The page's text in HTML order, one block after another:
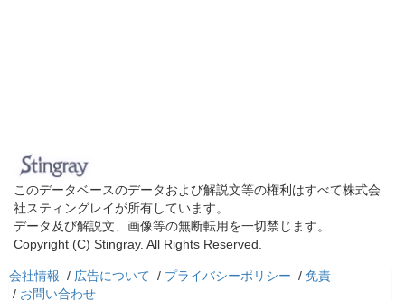
このデータベースのデータおよび解説文等の権利はすべて株式会
社スティングレイが所有しています。
データ及び解説文、画像等の無断転用を一切禁じます。
Copyright (C) Stingray. All Rights Reserved.
会社情報 / 広告について / プライバシーポリシー / 免責
/ お問い合わせ